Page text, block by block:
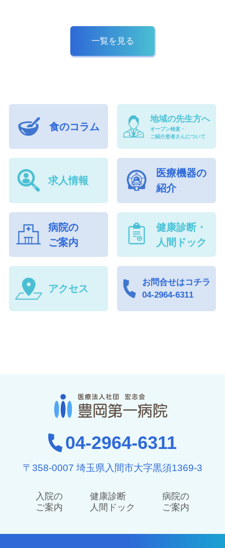
一覧を見る
食のコラム
地域の先生方へ
オープン検査・
ご紹介患者さんについて
求人情報
医療機器の
紹介
病院の
ご案内
健康診断・
人間ドック
アクセス
お問合せはコチラ
04-2964-6311
04-2964-6311
〒358-0007 埼玉県入間市大字黒須1369-3
入院の
ご案内
健康診断
人間ドック
病院の
ご案内